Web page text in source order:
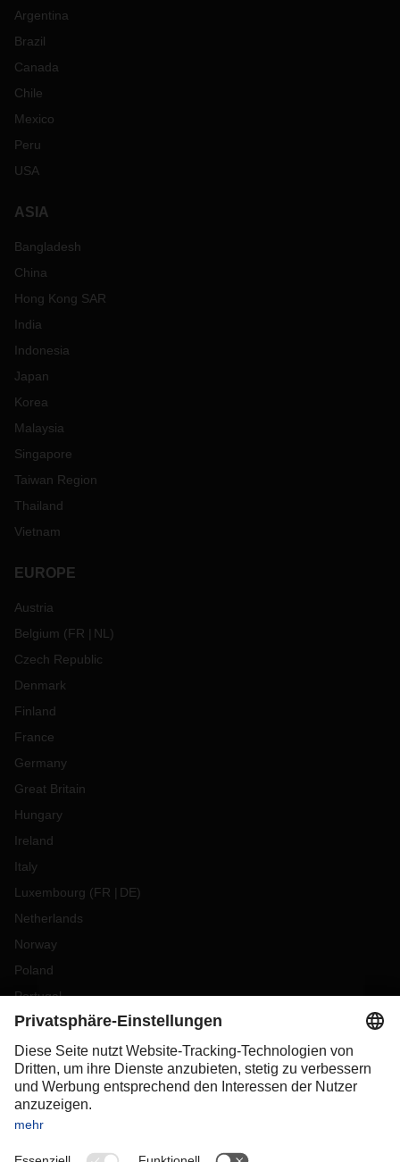
Argentina
Brazil
Canada
Chile
Mexico
Peru
USA
ASIA
Bangladesh
China
Hong Kong SAR
India
Indonesia
Japan
Korea
Malaysia
Singapore
Taiwan Region
Thailand
Vietnam
EUROPE
Austria
Belgium (FR NL )
Czech Republic
Denmark
Finland
France
Germany
Great Britain
Hungary
Ireland
Italy
Luxembourg (FR DE)
Netherlands
Norway
Poland
Portugal
Romania
Slovakia
Spain
Sweden
Switzerland